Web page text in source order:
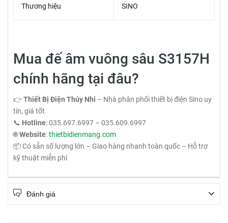
Thương hiệu SINO
Mua đế âm vuông sâu S3157H
chính hãng tại đâu?
👉Thiết Bị Điện Thúy Nhi – Nhà phân phối thiết bị điện Sino uy
tín, giá tốt
📞 Hotline: 035.697.6997 – 035.609.6997
🌐Website:thietbidienmang.com
📦 Có sẵn số lượng lớn – Giao hàng nhanh toàn quốc – Hỗ trợ
kỹ thuật miễn phí
Đánh giá